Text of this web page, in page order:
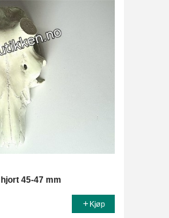
45-47 mm
Kjøp